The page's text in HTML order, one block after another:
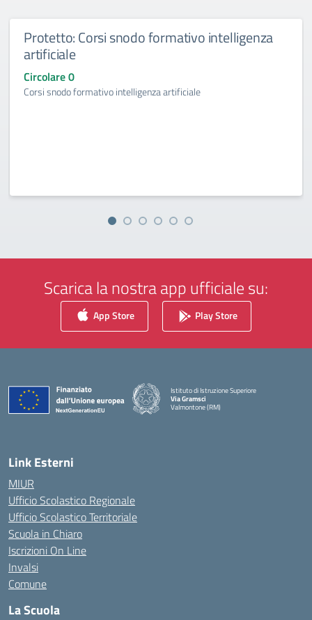
Protetto: Corsi snodo formativo intelligenza
artificiale
Circolare 0
Corsi snodo formativo intelligenza artificiale
Scarica la nostra app ufficiale su:
App Store Play Store
Istituto di Istruzione Superiore
Via Gramsci
Valmontone (RM)
Link Esterni
MIUR
Ufficio Scolastico Regionale
Ufficio Scolastico Territoriale
Scuola in Chiaro
Iscrizioni On Line
Invalsi
Comune
La Scuola